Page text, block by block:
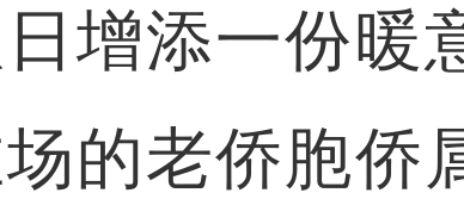
增添一份暖
的老侨胞侨